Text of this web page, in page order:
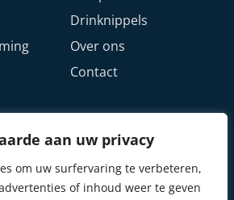
aan uw privacy
om uw surfervaring te verbeteren,
of inhoud weer te geven
Drinknippels
Over ons
Contact